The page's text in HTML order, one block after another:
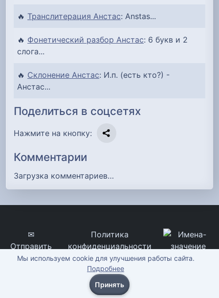
🔥 Транслитерация Анстас: Anstas...
🔥 Фонетический разбор Анстас: 6 букв и 2
слога...
🔥 Склонение Анстас: И.п. (есть кто?) -
Анстас...
Поделиться в соцсетях
Нажмите на кнопку:
Комментарии
Загрузка комментариев…
✉
Отправить
сообщение
Политика
конфиденциальности
imena-znachenie.ru, ©
2012-2026
Мы используем cookie для улучшения работы сайта.
Подробнее
Принять